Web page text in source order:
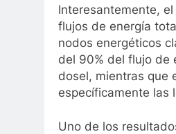
Interesantemente,
flujos de energía
nodos energéticos
del 90% del flujo de
dosel, mientras que
específicamente las
Uno de los